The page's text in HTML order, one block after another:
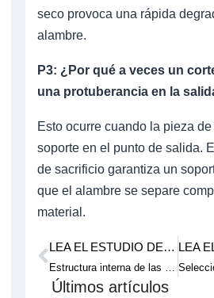
seco provoca una rápida
alambre.
P3: ¿Por qué a veces un
una protuberancia en la
Esto ocurre cuando la pieza
soporte en el punto de salida.
de sacrificio garantiza un
que el alambre se separe
material.
Anterior LEA EL ESTUDIO DE CASO ANTERIOR.
Últimos artículos